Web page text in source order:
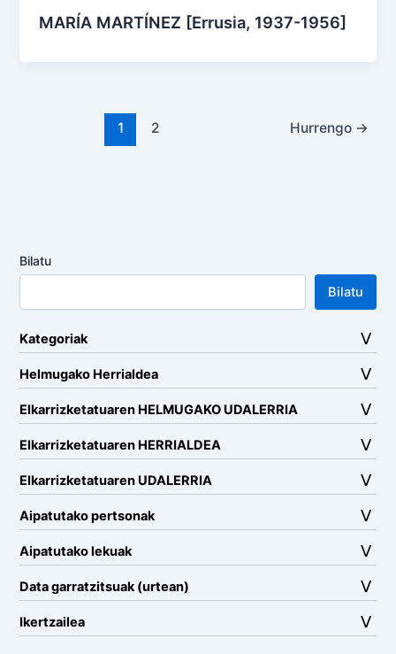
MARÍA MARTÍNEZ [Errusia, 1937-1956]
1 2 Hurrengo →
Bilatu
Bilatu
Kategoriak
Helmugako Herrialdea
Elkarrizketatuaren HELMUGAKO UDALERRIA
Elkarrizketatuaren HERRIALDEA
Elkarrizketatuaren UDALERRIA
Aipatutako pertsonak
Aipatutako lekuak
Data garratzitsuak (urtean)
Ikertzailea